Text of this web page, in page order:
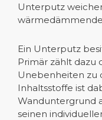
Unterputz
Ein Unterputz
Primär zählt dazu
Unebenheiten zu
Inhaltsstoffe ist
Wanduntergrund
seinen